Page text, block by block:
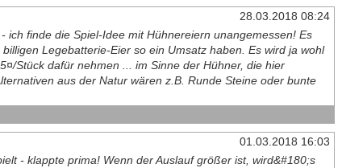
28.03.2018 08:24
ich finde die Spiel-Idee mit Hühnereiern unangemessen! Es
Legebatterie-Eier so ein Umsatz haben. Es wird ja wohl
Stück dafür nehmen ... im Sinne der Hühner, die hier
aus der Natur wären z.B. Runde Steine oder bunte
01.03.2018 16:03
- klappte prima! Wenn der Auslauf größer ist, wird&#180;s